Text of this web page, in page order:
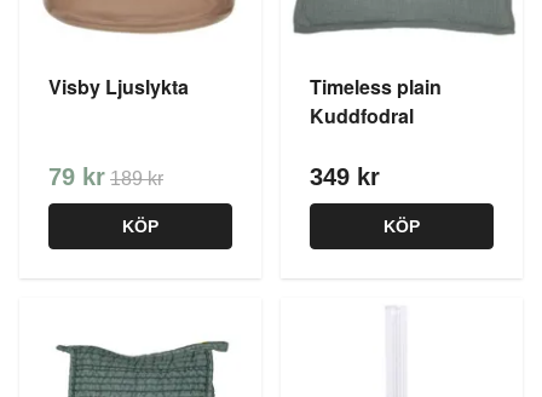
Visby Ljuslykta
79 kr 189 kr
KÖP
Timeless plain
Kuddfodral
349 kr
KÖP